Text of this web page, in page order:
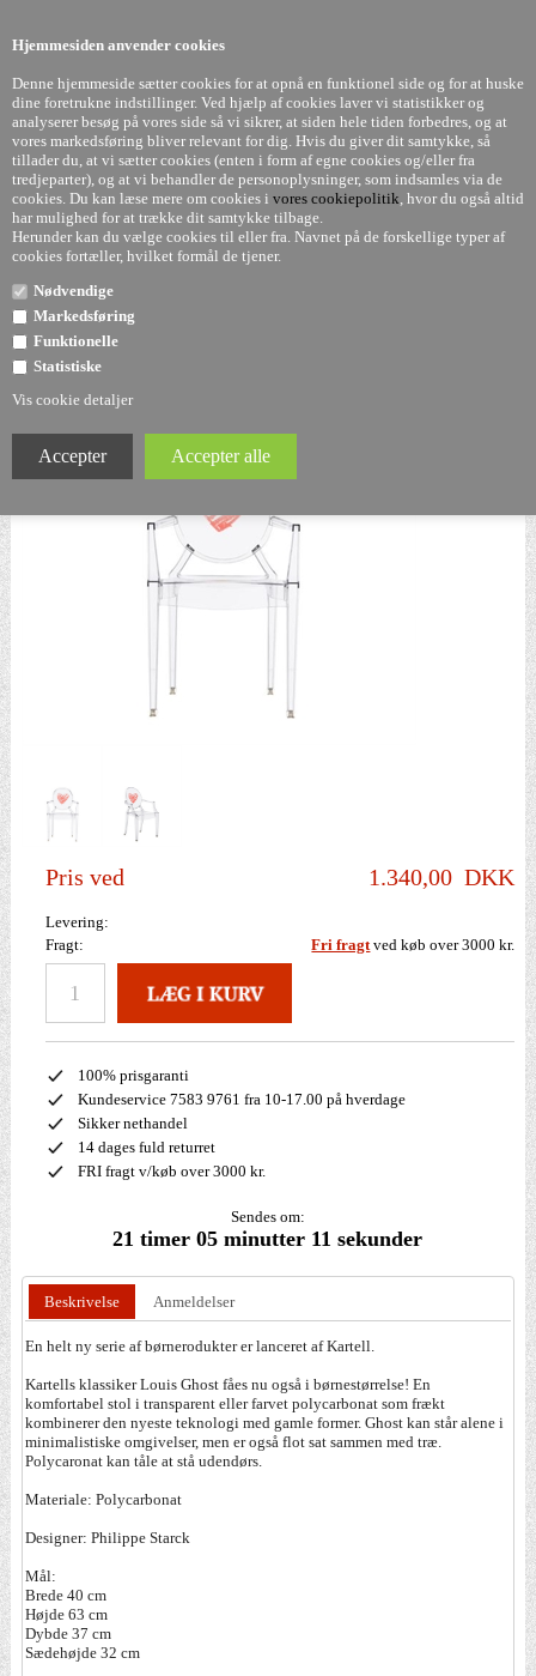
Hjemmesiden anvender cookies
Denne hjemmeside sætter cookies for at opnå en funktionel side og for at huske
dine foretrukne indstillinger. Ved hjælp af cookies laver vi statistikker og
analyserer besøg på vores side så vi sikrer, at siden hele tiden forbedres, og at
vores markedsføring bliver relevant for dig. Hvis du giver dit samtykke, så
tillader du, at vi sætter cookies (enten i form af egne cookies og/eller fra
tredjeparter), og at vi behandler de personoplysninger, som indsamles via de
cookies. Du kan læse mere om cookies i vores cookiepolitik, hvor du også altid
har mulighed for at trække dit samtykke tilbage.
Herunder kan du vælge cookies til eller fra. Navnet på de forskellige typer af
cookies fortæller, hvilket formål de tjener.
Nødvendige
Markedsføring
Funktionelle
Statistiske
Vis cookie detaljer
Lou Lou Ghost - klar. m. hjerte - Børnestol - Philippe
Starck - Kartell
Pris ved 1.340,00 DKK
Levering:
Fragt:
Fri fragtved køb over 3000 kr.
100% prisgaranti
Kundeservice 7583 9761 fra 10-17.00 på hverdage
Sikker nethandel
14 dages fuld returret
FRI fragt v/køb over 3000 kr.
Sendes om:
21 timer 05 minutter 10 sekunder
Beskrivelse Anmeldelser
En helt ny serie af børnerodukter er lanceret af Kartell.
Kartells klassiker Louis Ghost fåes nu også i børnestørrelse! En
komfortabel stol i transparent eller farvet polycarbonat som frækt
kombinerer den nyeste teknologi med gamle former. Ghost kan står alene i
minimalistiske omgivelser, men er også flot sat sammen med træ.
Polycaronat kan tåle at stå udendørs.
Materiale: Polycarbonat
Designer: Philippe Starck
Mål:
Brede 40 cm
Højde 63 cm
Dybde 37 cm
Sædehøjde 32 cm